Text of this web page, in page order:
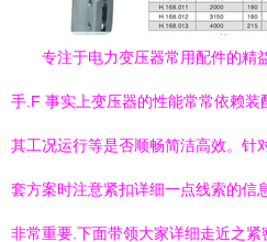
专注于电力变压器常用配件的精
手.F 事实上变压器的性能常常依赖
其工况运行等是否顺畅简洁高效。针
套方案时注意紧扣详细一点线索的信
非常重要.下面带领大家详细走近之